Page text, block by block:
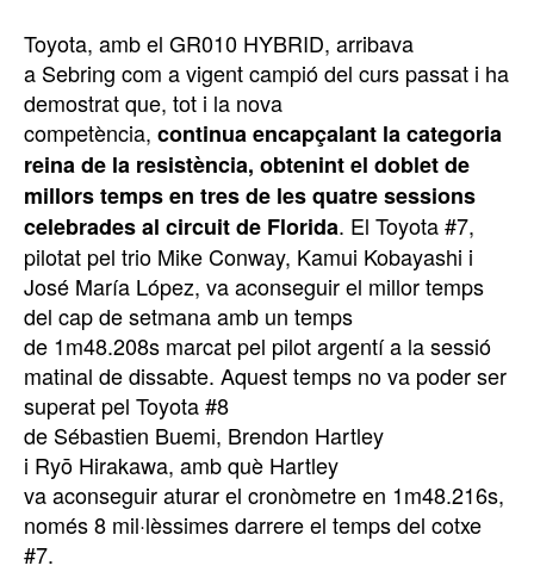
Toyota, amb el GR010 HYBRID, arribava
a Sebring com a vigent campió del curs passat i ha
demostrat que, tot i la nova
competència, continua encapçalant la categoria
reina de la resistència, obtenint el doblet de
millors temps en tres de les quatre sessions
celebrades al circuit de Florida. El Toyota #7,
pilotat pel trio Mike Conway, Kamui Kobayashi i
José María López, va aconseguir el millor temps
del cap de setmana amb un temps
de 1m48.208s marcat pel pilot argentí a la sessió
matinal de dissabte. Aquest temps no va poder ser
superat pel Toyota #8
de Sébastien Buemi, Brendon Hartley
i Ryō Hirakawa, amb què Hartley
va aconseguir aturar el cronòmetre en 1m48.216s,
només 8 mil·lèssimes darrere el temps del cotxe
#7.